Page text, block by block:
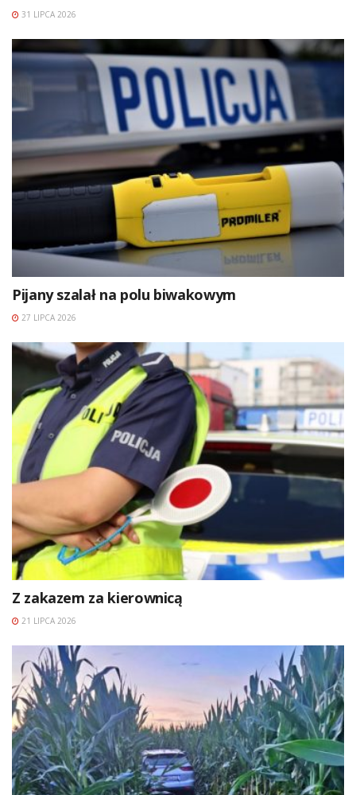
31 LIPCA 2026
Pijany szalał na polu biwakowym
27 LIPCA 2026
Z zakazem za kierownicą
21 LIPCA 2026